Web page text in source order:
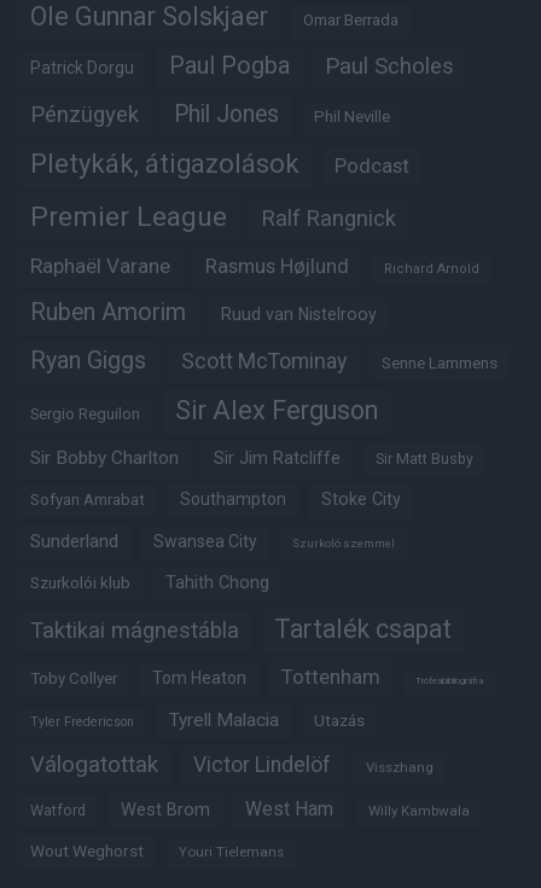
Ole Gunnar Solskjaer Omar Berrada
Patrick Dorgu Paul Pogba Paul Scholes
Pénzügyek Phil Jones Phil Neville
Pletykák, átigazolások Podcast
Premier League Ralf Rangnick
Raphaël Varane Rasmus Højlund Richard Arnold
Ruben Amorim Ruud van Nistelrooy
Ryan Giggs Scott McTominay Senne Lammens
Sergio Reguilon Sir Alex Ferguson
Sir Bobby Charlton Sir Jim Ratcliffe Sir Matt Busby
Sofyan Amrabat Southampton Stoke City
Sunderland Swansea City Szurkoló szemmel
Szurkolói klub Tahith Chong
Taktikai mágnestábla Tartalék csapat
Toby Collyer Tom Heaton Tottenham Trófeabibliográfia
Tyler Fredericson Tyrell Malacia Utazás
Válogatottak Victor Lindelöf Visszhang
Watford West Brom West Ham Willy Kambwala
Wout Weghorst Youri Tielemans